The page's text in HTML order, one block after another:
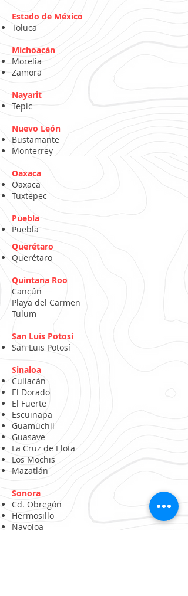
Estado de México
Toluca
Michoacán
Morelia
Zamora
Nayarit
Tepic
Nuevo León
Bustamante
Monterrey
Oaxaca
Oaxaca
Tuxtepec
Puebla
Puebla
Querétaro
Querétaro
Quintana Roo
Cancún
Playa del Carmen
Tulum
San Luis Potosí
San Luis Potosí
Sinaloa
Culiacán
El Dorado
El Fuerte
Escuinapa
Guamúchil
Guasave
La Cruz de Elota
Los Mochis
Mazatlán
Sonora
Cd. Obregón
Hermosillo
Navojoa